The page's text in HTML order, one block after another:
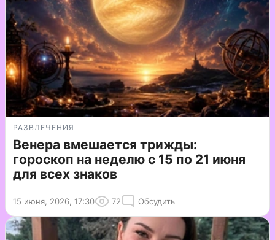
РАЗВЛЕЧЕНИЯ
Венера вмешается трижды:
гороскоп на неделю с 15 по 21 июня
для всех знаков
15 июня, 2026, 17:30 72 Обсудить